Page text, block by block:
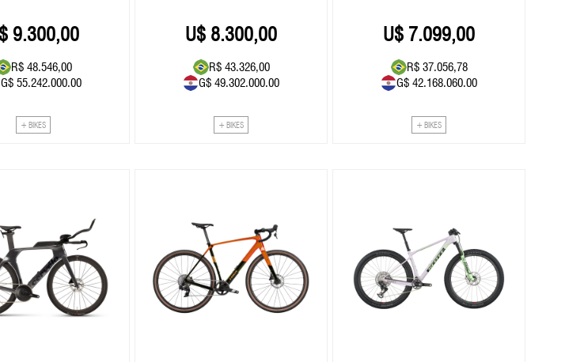
9.300,00
R$ 48.546,00
G$ 55.242.000.00
+ BIKES
8.300,00
R$ 43.326,00
G$ 49.302.000.00
+ BIKES
7.099,00
R$ 37.056,78
G$ 42.168.060.00
+ BIKES